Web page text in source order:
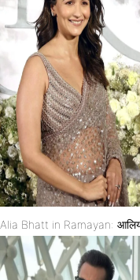
Alia Bhatt in Ramayan: